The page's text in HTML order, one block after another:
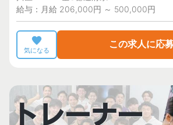
給与：月給 206,000円 ～ 500,000円
気になる
この求人に応